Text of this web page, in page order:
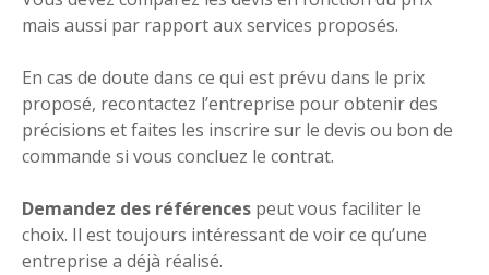
mais aussi par rapport aux services proposés.
En cas de doute dans ce qui est prévu dans le prix
proposé, recontactez l’entreprise pour obtenir des
précisions et faites les inscrire sur le devis ou bon de
commande si vous concluez le contrat.
Demandez des références peut vous faciliter le
choix. Il est toujours intéressant de voir ce qu’une
entreprise a déjà réalisé.